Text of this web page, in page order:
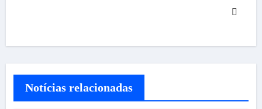
Notícias relacionadas